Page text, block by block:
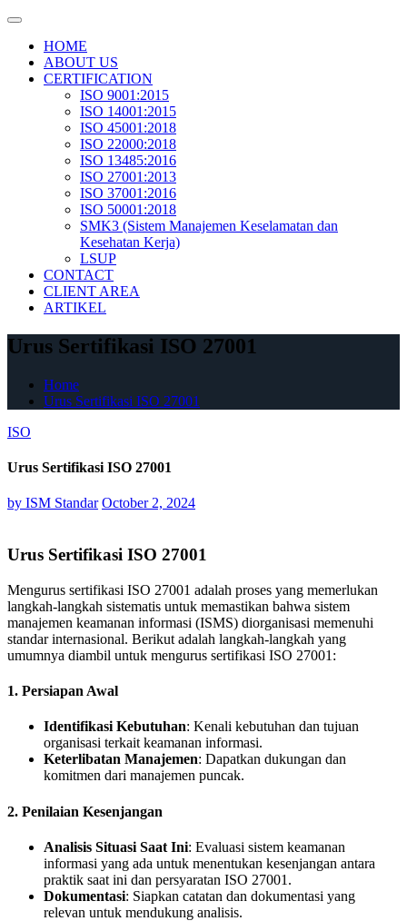
Skip
contentHOME
ABOUT US
CERTIFICATION
ISO 9001:2015
ISO 14001:2015
ISO 45001:2018
ISO 22000:2018
ISO 13485:2016
ISO 27001:2013
ISO 37001:2016
ISO 50001:2018
SMK3 (Sistem Manajemen Keselamatan dan
Kesehatan Kerja)
LSUP
CONTACT
CLIENT AREA
ARTIKEL
Urus Sertifikasi ISO 27001
Home
Urus Sertifikasi ISO 27001
ISO
Urus Sertifikasi ISO 27001
by ISM Standar October 2, 2024
Urus Sertifikasi ISO 27001
Mengurus sertifikasi ISO 27001 adalah proses yang memerlukan
langkah-langkah sistematis untuk memastikan bahwa sistem
manajemen keamanan informasi (ISMS) diorganisasi memenuhi
standar internasional. Berikut adalah langkah-langkah yang
umumnya diambil untuk mengurus sertifikasi ISO 27001:
1. Persiapan Awal
Identifikasi Kebutuhan: Kenali kebutuhan dan tujuan
organisasi terkait keamanan informasi.
Keterlibatan Manajemen: Dapatkan dukungan dan
komitmen dari manajemen puncak.
2. Penilaian Kesenjangan
Analisis Situasi Saat Ini: Evaluasi sistem keamanan
informasi yang ada untuk menentukan kesenjangan antara
praktik saat ini dan persyaratan ISO 27001.
Dokumentasi: Siapkan catatan dan dokumentasi yang
relevan untuk mendukung analisis.